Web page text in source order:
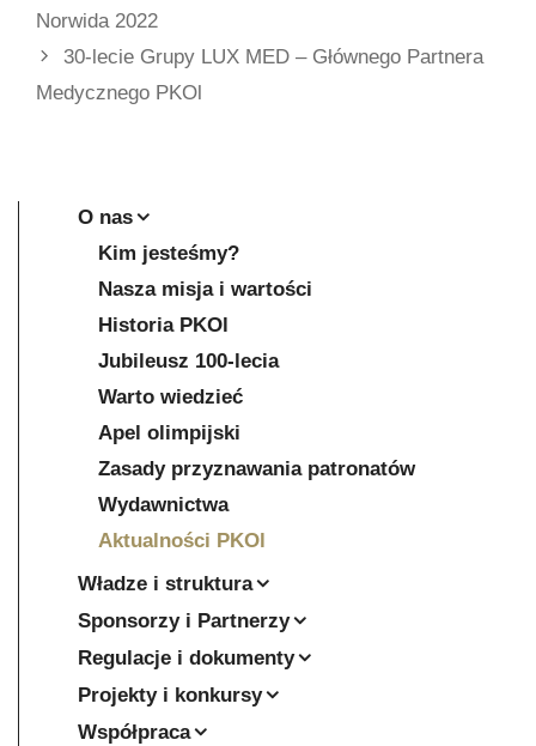
Norwida 2022
30-lecie Grupy LUX MED – Głównego Partnera
Medycznego PKOl
O nas
Kim jesteśmy?
Nasza misja i wartości
Historia PKOl
Jubileusz 100-lecia
Warto wiedzieć
Apel olimpijski
Zasady przyznawania patronatów
Wydawnictwa
Aktualności PKOl
Władze i struktura
Sponsorzy i Partnerzy
Regulacje i dokumenty
Projekty i konkursy
Współpraca